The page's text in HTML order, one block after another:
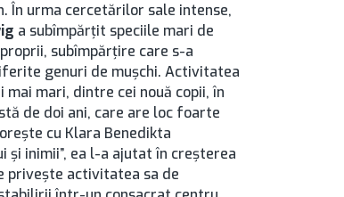
În urma cercetărilor sale intense,
a subîmpărţit speciile mari de
subîmpărţire care s-a
genuri de muşchi. Activitatea
mari, dintre cei nouă copii, în
de doi ani, care are loc foarte
cu Klara Benedikta
inimii”, ea l-a ajutat în creşterea
priveşte activitatea sa de